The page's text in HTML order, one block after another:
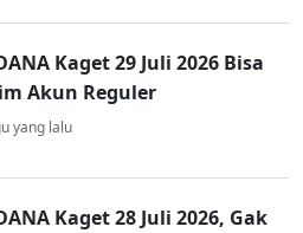
Kaget 29 Juli 2026 Bisa
Akun Reguler
yang lalu
Kaget 28 Juli 2026, Gak